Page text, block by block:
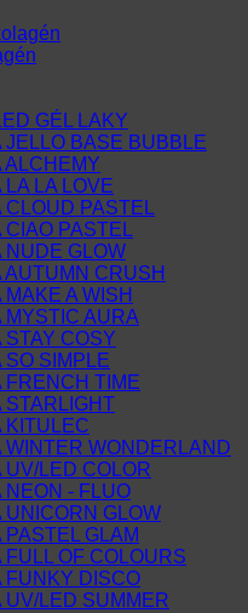
GÉL LAKY
JELLO BASE BUBBLE
ALCHEMY
LA LOVE
CLOUD PASTEL
PASTEL
NUDE GLOW
CRUSH
A WISH
AURA
COSY
SIMPLE
FRENCH TIME
STARLIGHT
KITULEC
WINTER WONDERLAND
UV/LED COLOR
NEON - FLUO
UNICORN GLOW
GLAM
OF COLOURS
FUNKY DISCO
UV/LED SUMMER